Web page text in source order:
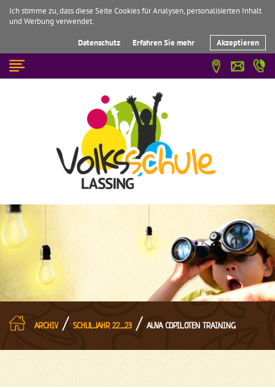
Ich stimme zu, dass diese Seite Cookies für Analysen, personalisierten Inhalt
und Werbung verwendet.
Datenschutz Erfahren Sie mehr Akzeptieren
☰
ARCHIV/ SCHULJAHR 22_23 / AUVA COPILOTEN TRAINING